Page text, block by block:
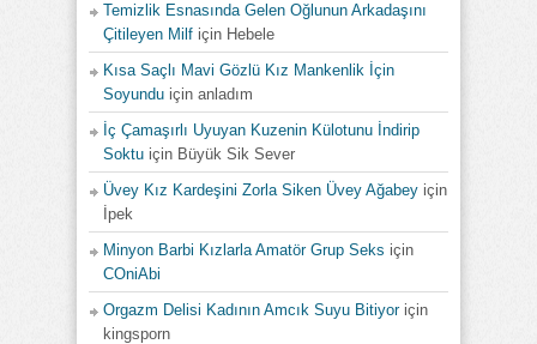
Temizlik Esnasında Gelen Oğlunun Arkadaşını
Çitileyen Milf için Hebele
Kısa Saçlı Mavi Gözlü Kız Mankenlik İçin
Soyundu için anladım
İç Çamaşırlı Uyuyan Kuzenin Külotunu İndirip
Soktu için Büyük Sik Sever
Üvey Kız Kardeşini Zorla Siken Üvey Ağabey için
İpek
Minyon Barbi Kızlarla Amatör Grup Seks için
COniAbi
Orgazm Delisi Kadının Amcık Suyu Bitiyoriçin
kingsporn